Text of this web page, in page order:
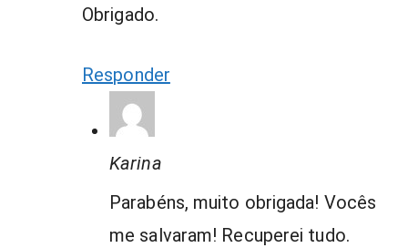
Obrigado.
Responder
Karina
Parabéns, muito obrigada! Vocês
me salvaram! Recuperei tudo.